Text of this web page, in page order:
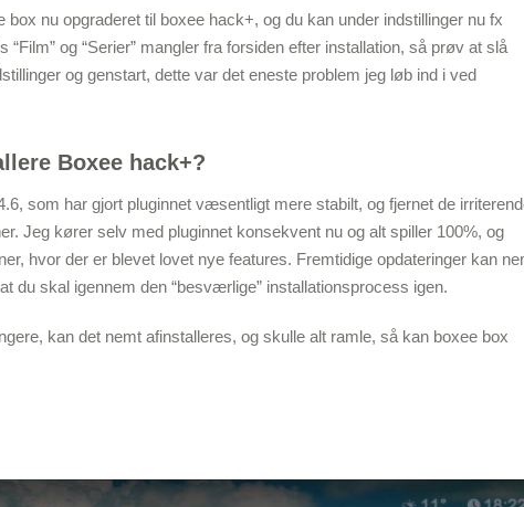
box nu opgraderet til boxee hack+, og du kan under indstillinger nu fx
og “Serier” mangler fra forsiden efter installation, så prøv at slå
og genstart, dette var det eneste problem jeg løb ind i ved
Boxee hack+?
som har gjort pluginnet væsentligt mere stabilt, og fjernet de
Jeg kører selv med pluginnet konsekvent nu og alt spiller 100%, og
hvor der er blevet lovet nye features. Fremtidige opdateringer kan
du skal igennem den “besværlige” installationsprocess igen.
kan det nemt afinstalleres, og skulle alt ramle, så kan boxee box